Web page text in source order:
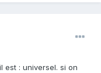
est : universel. si on